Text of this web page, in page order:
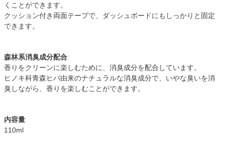
くことができます。
クッション付き両面テープで、ダッシュボードにもしっかりと固定
できます。
森林系消臭成分配合
香りをクリーンに楽しむために、消臭成分を配合しています。
ヒノキ科青森ヒバ由来のナチュラルな消臭成分で、いやな臭いを消
臭しながら、香りを楽しむことができます。
内容量
110ml